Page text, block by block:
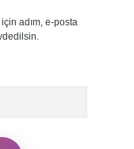
adım, e-posta